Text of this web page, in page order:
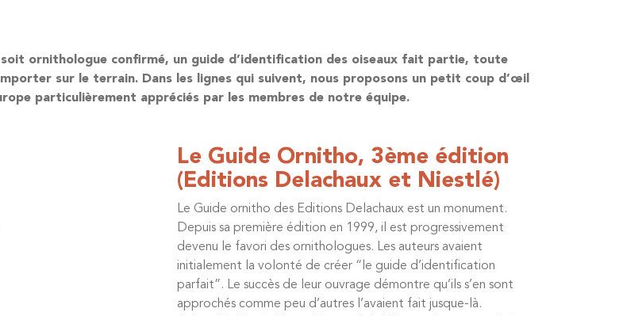
soit ornithologue confirmé, un guide d’identification des oiseaux fait partie, toute
sur le terrain. Dans les lignes qui suivent, nous proposons un petit coup d’œil
particulièrement appréciés par les membres de notre équipe.
Le Guide Ornitho, 3ème édition
(Editions Delachaux et Niestlé)
Le Guide ornitho des Editions Delachaux est un monument.
Depuis sa première édition en 1999, il est progressivement
devenu le favori des ornithologues. Les auteurs avaient
initialement la volonté de créer “le guide d’identification
parfait”. Le succès de leur ouvrage démontre qu’ils s’en sont
approchés comme peu d’autres l’avaient fait jusque-là.